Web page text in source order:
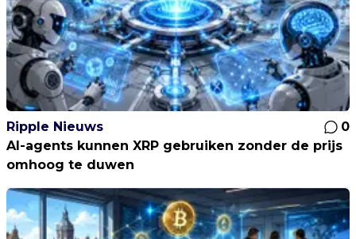
Ripple Nieuws
0
AI-agents kunnen XRP gebruiken zonder de prijs
omhoog te duwen